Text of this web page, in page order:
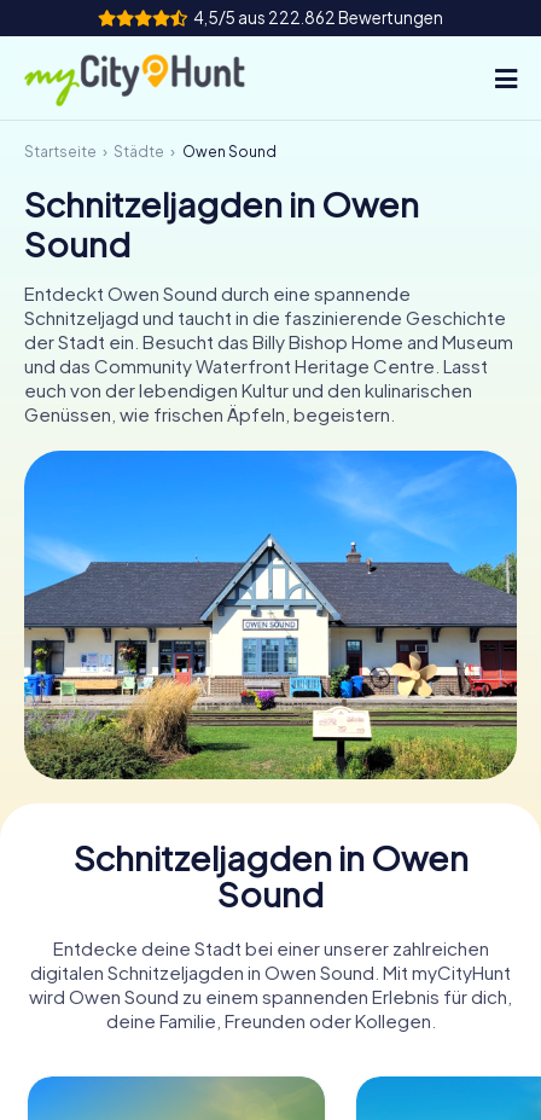
4,5/5 aus 222.862 Bewertungen
So funktioniert's
Städte
Teamevent
Tickets
IE
Tickets buchen
Gutscheine bestellen
Startseite Städte Owen Sound
Schnitzeljagden in Owen
Sound
Entdeckt Owen Sound durch eine spannende
Schnitzeljagd und taucht in die faszinierende Geschichte
der Stadt ein. Besucht das Billy Bishop Home and Museum
und das Community Waterfront Heritage Centre. Lasst
euch von der lebendigen Kultur und den kulinarischen
Genüssen, wie frischen Äpfeln, begeistern.
Schnitzeljagden in Owen
Sound
Entdecke deine Stadt bei einer unserer zahlreichen
digitalen Schnitzeljagden in Owen Sound. Mit myCityHunt
wird Owen Sound zu einem spannenden Erlebnis für dich,
deine Familie, Freunden oder Kollegen.